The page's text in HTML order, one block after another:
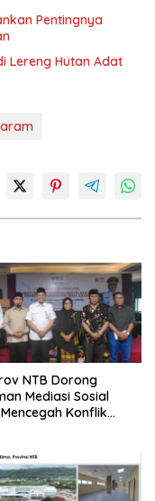
Pentingnya
Lereng Hutan Adat
NTB Dorong
Mediasi Sosial
Konflik